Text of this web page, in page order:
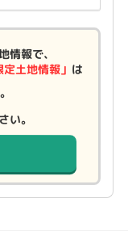
情報で、
土地情報」 は
い。